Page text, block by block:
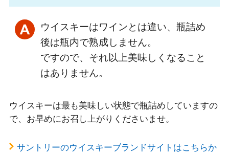
ウイスキーはワインとは違い、瓶詰め
後は瓶内で熟成しません。
ですので、それ以上美味しくなること
はありません。
ウイスキーは最も美味しい状態で瓶詰めしていますの
で、お早めにお召し上がりくださいませ。
サントリーのウイスキーブランドサイトはこちらか